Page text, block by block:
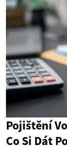
Pojištění
Co Si Dát